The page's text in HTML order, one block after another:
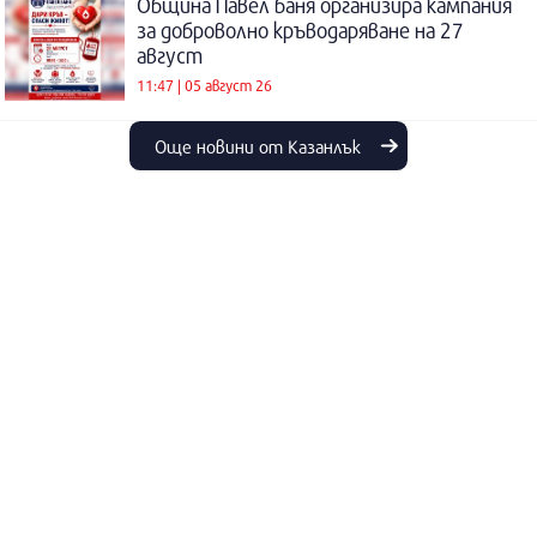
Община Павел баня организира кампания
за доброволно кръводаряване на 27
август
11:47 | 05 август 26
Още новини от Казанлък